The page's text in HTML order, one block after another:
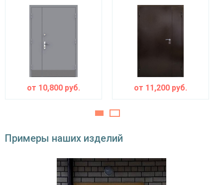
Изоляционные материалы
Звуко- и
теплоизоляция
минераловатная плита URSA или пенопласт
Особенности модели
Направление
наружное / внутреннее,
левое / правое (на выбор)
открывания
от 10,800 руб. от 11,200 руб.
Примеры наших изделий